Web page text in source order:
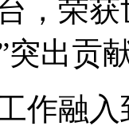
，荣
突出贡
作融